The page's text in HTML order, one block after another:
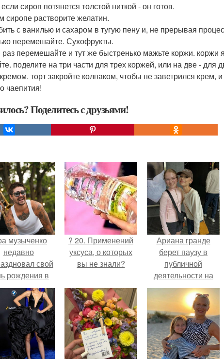
сироп потянется толстой ниткой - он готов.
сиропе растворите желатин.
с ванилью и сахаром в тугую пену и, не прерывая
перемешайте. Сухофрукты.
перемешайте и тут же быстренько мажьте коржи.
поделите на три части для трех коржей, или на две -
торт закройте колпаком, чтобы не заветрился крем,
чаепития!
Поделитесь с друзьями!
музыченко
недавно
свой
рождения в
самых
и родных
людей.
? 20. Применений
уксуса, о которых
вы не знали?
Ариана гранде
берет паузу в
публичной
деятельности на
фоне слухов о
своем здоровье.